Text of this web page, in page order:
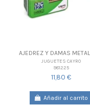
AJEDREZ Y DAMAS
JUGUETES CAYRO
981225
11,80 €
Añadir al carrito